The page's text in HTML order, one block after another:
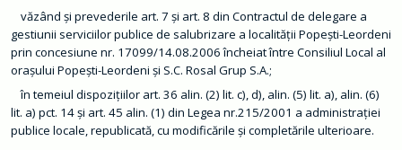
T
a
n
s
p
a
e
n
ț
văzând și prevederile art. 7 și art. 8 din Contractul de delegare a
gestiunii serviciilor publice de salubrizare a localității Popești-Leordeni
prin concesiune nr. 17099/14.08.2006 încheiat între Consiliul Local al
orașului Popești-Leordeni și S.C. Rosal Grup S.A.;
în temeiul dispozițiilor art. 36 alin. (2) lit. c), d), alin. (5) lit. a), alin. (6)
lit. a) pct. 14 și art. 45 alin. (1) din Legea nr.215/2001 a administrației
publice locale, republicată, cu modificările și completările ulterioare.